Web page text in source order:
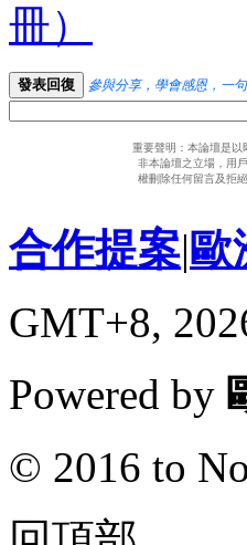
冊）
發表回復 參與分享，學會感恩，一
重要聲明：本論壇是以
非本論壇之立場，用
權刪除任何留言及拒
合作提案|歐
GMT+8,
Powered by
© 2016 to